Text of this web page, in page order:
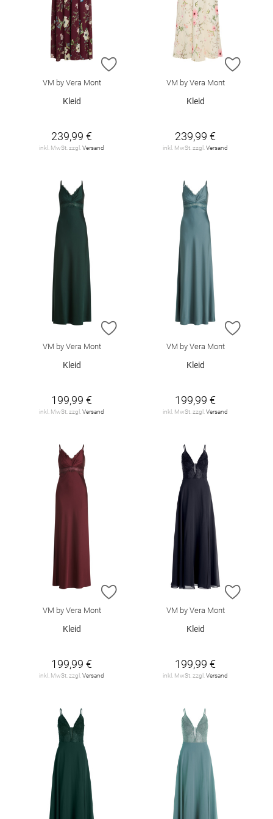
ZUR WUNSCHLISTE HINZUFÜGEN
VM by Vera Mont
Kleid
239,99 €
inkl. MwSt. zzgl. Versand
ZUR
VM by Vera Mont
Kleid
239,99 €
inkl. MwSt. zzgl. Versand
ZUR WUNSCHLISTE HINZUFÜGEN
VM by Vera Mont
Kleid
199,99 €
inkl. MwSt. zzgl. Versand
ZUR
VM by Vera Mont
Kleid
199,99 €
inkl. MwSt. zzgl. Versand
ZUR WUNSCHLISTE HINZUFÜGEN
VM by Vera Mont
Kleid
199,99 €
inkl. MwSt. zzgl. Versand
ZUR
VM by Vera Mont
Kleid
199,99 €
inkl. MwSt. zzgl. Versand